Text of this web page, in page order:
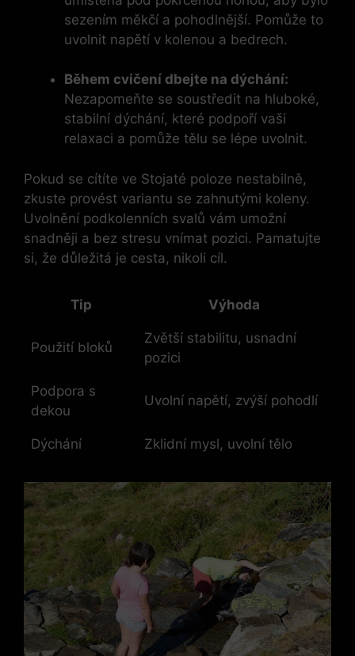
sezením měkčí a pohodlnější. Pomůže to
uvolnit napětí v kolenou a bedrech.
Během cvičení dbejte na dýchání:
Nezapomeňte se soustředit na hluboké,
stabilní dýchání, které podpoří vaši
relaxaci a pomůže tělu se lépe uvolnit.
Pokud se cítíte ve Stojaté poloze nestabilně,
zkuste provést variantu se zahnutými koleny.
Uvolnění podkolenních svalů vám umožní
snadněji a bez stresu vnímat pozici. Pamatujte
si, že důležitá je cesta, nikoli cíl.
Tip Výhoda
Použití bloků
Zvětší stabilitu, usnadní
pozici
Podpora s
dekou
Uvolní napětí, zvýší pohodlí
Dýchání Zklidní mysl, uvolní tělo